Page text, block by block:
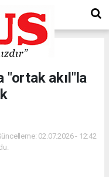
"ortak akıl"la
02.07.2026 - 12:42